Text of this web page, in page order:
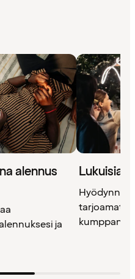
alennus
ja
Lukuisia
Hyödynnä
tarjoamat